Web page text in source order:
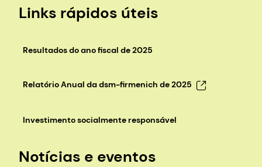
Links rápidos úteis
Resultados do ano fiscal de 2025
Relatório Anual da dsm-firmenich de 2025
Investimento socialmente responsável
Notícias e eventos